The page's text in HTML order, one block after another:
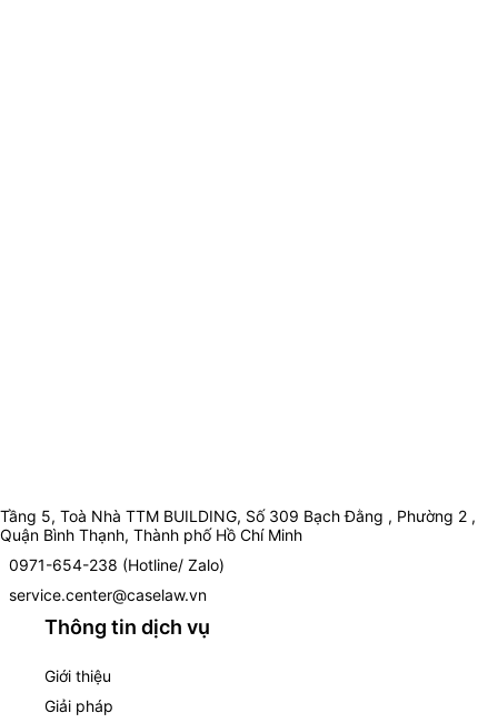
Tầng 5, Toà Nhà TTM BUILDING, Số 309 Bạch Đằng , Phường 2 ,
Quận Bình Thạnh, Thành phố Hồ Chí Minh
0971-654-238 (Hotline/ Zalo)
service.center@caselaw.vn
Thông tin dịch vụ
Giới thiệu
Giải pháp